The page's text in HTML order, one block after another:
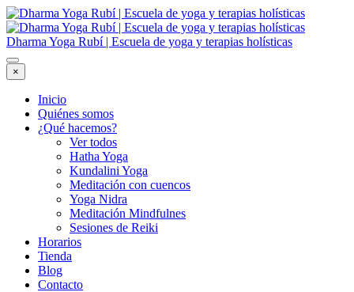
Dharma Yoga Rubí | Escuela de yoga y terapias holísticas
×
Inicio
Quiénes somos
¿Qué hacemos?
Ver todos
Hatha Yoga
Kundalini Yoga
Meditación con cuencos
Yoga Nidra
Meditación Mindfulnes
Sesiones de Reiki
Horarios
Tienda
Blog
Contacto